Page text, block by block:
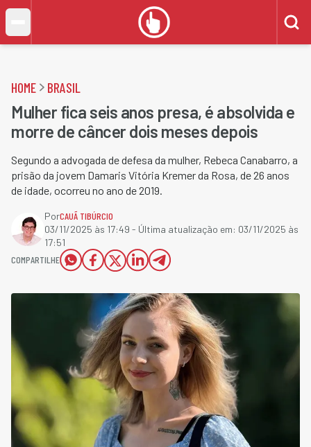
HOME BRASIL
Mulher fica seis anos presa, é absolvida e
morre de câncer dois meses depois
Segundo a advogada de defesa da mulher, Rebeca Canabarro, a
prisão da jovem Damaris Vitória Kremer da Rosa, de 26 anos
de idade, ocorreu no ano de 2019.
PorCAUÃ TIBÚRCIO
03/11/2025 às 17:49 - Última atualização em: 03/11/2025 às
17:51
COMPARTILHE